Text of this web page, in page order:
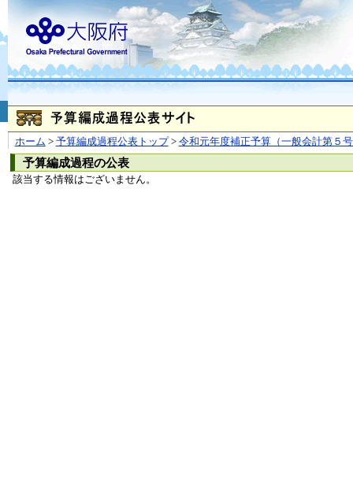
ホーム > 予算編成過程公表トップ> 令和元年度補正予算（一般会計第５
予算編成過程の公表
該当する情報はございません。
お問合せ
大阪府
（法人番号 4000020270008）
本庁 〒540-8570
大阪市
〒559-8555